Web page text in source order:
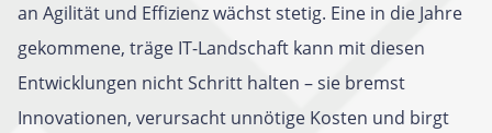
an Agilität und Effizienz wächst stetig. Eine in die Jahre
gekommene, träge IT-Landschaft kann mit diesen
Entwicklungen nicht Schritt halten – sie bremst
Innovationen, verursacht unnötige Kosten und birgt